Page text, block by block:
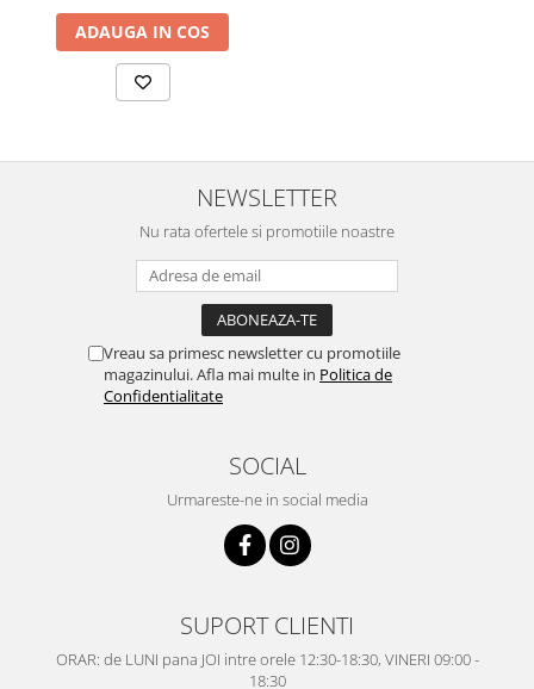
ADAUGA IN COS
NEWSLETTER
Nu rata ofertele si promotiile noastre
Vreau sa primesc newsletter cu promotiile
magazinului. Afla mai multe in Politica de
Confidentialitate
SOCIAL
Urmareste-ne in social media
SUPORT CLIENTI
ORAR: de LUNI pana JOI intre orele 12:30-18:30, VINERI 09:00 -
18:30